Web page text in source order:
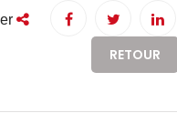
RETOUR